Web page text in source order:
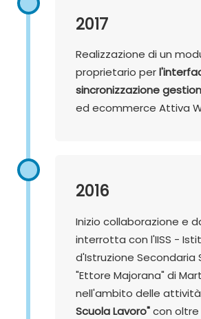
2017
Realizzazione di un
proprietario per
sincronizzazione
ed ecommerce Attiva
2016
Inizio collaborazione e
interrotta con l'IISS -
d'Istruzione Secondaria
"Ettore Majorana" di
nell'ambito delle attività
Scuola Lavoro"con oltre